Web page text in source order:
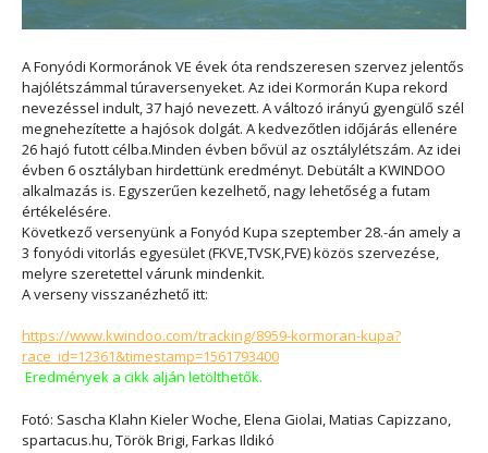
A Fonyódi Kormoránok VE évek óta rendszeresen szervez jelentős
hajólétszámmal túraversenyeket. Az idei Kormorán Kupa rekord
nevezéssel indult, 37 hajó nevezett. A változó irányú gyengülő szél
megnehezítette a hajósok dolgát. A kedvezőtlen időjárás ellenére
26 hajó futott célba.Minden évben bővül az osztálylétszám. Az idei
évben 6 osztályban hirdettünk eredményt. Debütált a KWINDOO
alkalmazás is. Egyszerűen kezelhető, nagy lehetőség a futam
értékelésére.
Következő versenyünk a Fonyód Kupa szeptember 28.-án amely a
3 fonyódi vitorlás egyesület (FKVE,TVSK,FVE) közös szervezése,
melyre szeretettel várunk mindenkit.
A verseny visszanézhető itt:
https://www.kwindoo.com/tracking/8959-kormoran-kupa?
race_id=12361&timestamp=1561793400
Eredmények a cikk alján letölthetők.
Fotó: Sascha Klahn Kieler Woche, Elena Giolai, Matias Capizzano,
spartacus.hu, Török Brigi,Farkas Ildikó